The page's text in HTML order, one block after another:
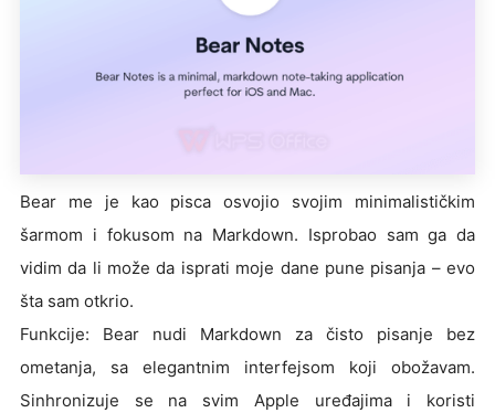
Bear me je kao pisca osvojio svojim minimalističkim
šarmom i fokusom na Markdown. Isprobao sam ga da
vidim da li može da isprati moje dane pune pisanja – evo
šta sam otkrio.
Funkcije: Bear nudi Markdown za čisto pisanje bez
ometanja, sa elegantnim interfejsom koji obožavam.
Sinhronizuje se na svim Apple uređajima i koristi